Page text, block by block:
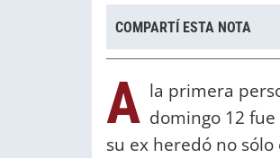
COMPARTÍ ESTA NOTA
A la primera
domingo 12
su ex heredó no